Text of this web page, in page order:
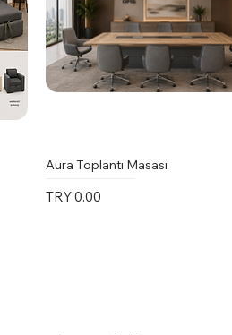
Aura Toplantı Masası
Price
TRY 0.00